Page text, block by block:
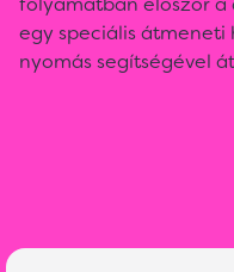
egy speciális átmeneti
nyomás segítségével